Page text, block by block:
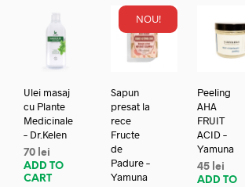
Ulei masaj
cu Plante
Medicinale
– Dr.Kelen
70 lei
ADD TO
CART
NOU!
Sapun
presat la
rece
Fructe
de
Padure –
Yamuna
Peeling
AHA
FRUIT
ACID –
Yamuna
45 lei
ADD TO